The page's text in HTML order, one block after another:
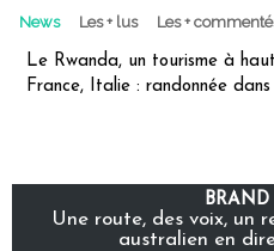
News Les + lus Les +
Le Rwanda, un tourisme à
France, Italie : randonnée
Une route, des voix, un
australien en